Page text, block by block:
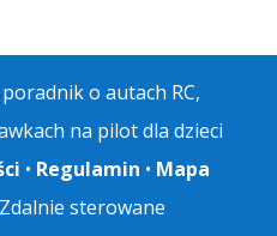
o autach RC,
na pilot dla dzieci
• Regulamin • Mapa
sterowane